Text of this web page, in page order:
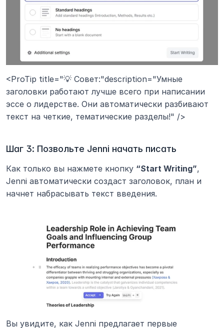
<ProTip title="💡 Совет:"description="Умные
заголовки работают лучше всего при написании
эссе о лидерстве. Они автоматически разбивают
текст на четкие, тематические разделы!" />
Шаг 3: Позвольте Jenni начать писать
Как только вы нажмете кнопку “Start Writing”,
Jenni автоматически создаст заголовок, план и
начнет набрасывать текст введения.
Вы увидите, как Jenni предлагает первые